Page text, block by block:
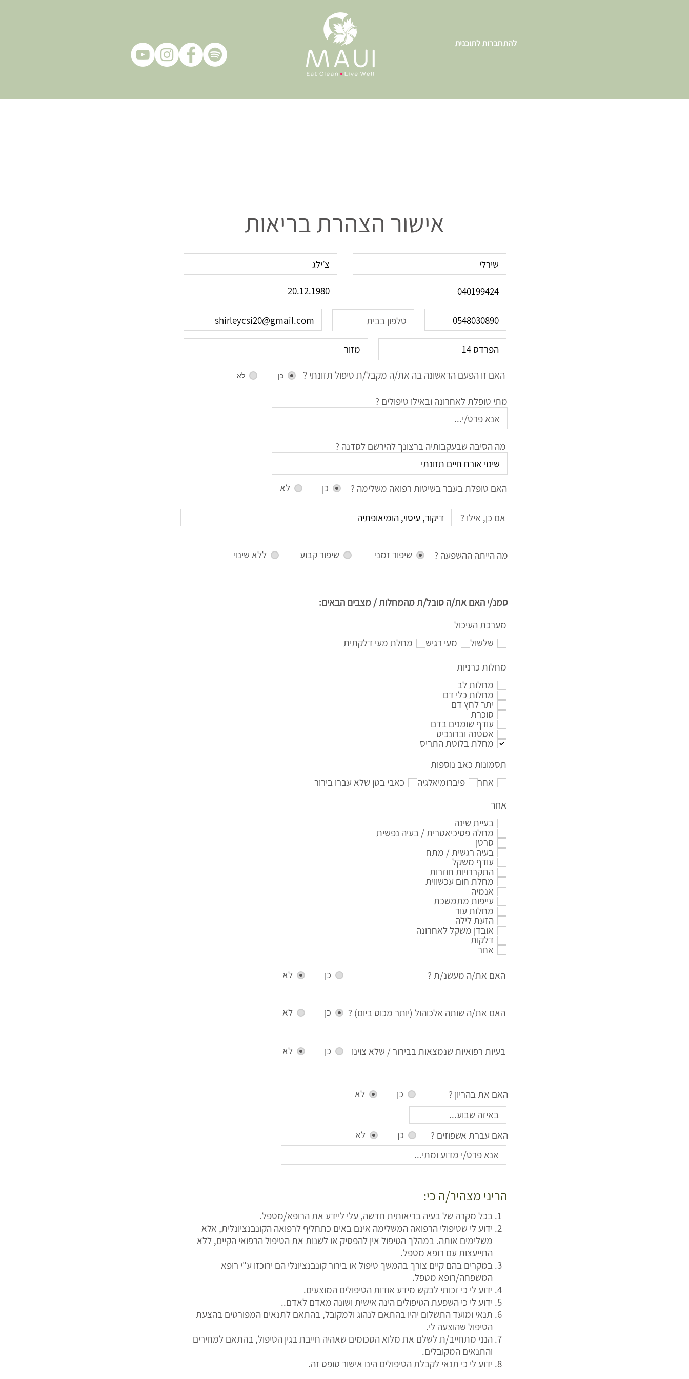
להתחברות לתוכנית
אישור הצהרת בריאות
האם זו הפעם הראשונה בה את/ה מקבל/ת טיפול תזונתי ? כן לא
מתי טופלת לאחרונה ובאילו טיפולים ?
מה הסיבה שבעקבותיה ברצונך להירשם לסדנה ?
האם טופלת בעבר בשיטות רפואה משלימה ? כן לא
אם כן, אילו ?
מה הייתה ההשפעה ? שיפור זמני שיפור קבוע ללא שינוי
סמנ/י האם את/ה סובל/ת מהמחלות / מצבים הבאים:
מערכת העיכול
שלשול
מעי רגיש
מחלת מעי דלקתית
מחלות כרניות
מחלות לב
מחלות כלי דם
יתר לחץ דם
סוכרת
עודף שומנים בדם
אסטנה וברונכיט
מחלת בלוטת התריס
תסמונות כאב נוספות
אחר
פיברומיאלגיה כאבי בטן שלא עברו בירור
אחר
בעיית שינה
מחלה פסיכיאטרית / בעיה נפשית
סרטן
בעיה רגשית / מתח
עודף משקל
התקררויות חוזרות
מחלת חום עכשווית
אנמיה
עייפות מתמשכת
מחלות עור
הזעת לילה
אובדן משקל לאחרונה
דלקות
אחר
כן לא האם את/ה מעשנ/ת ?
כן לא האם את/ה שותה אלכוהול (יותר מכוס ביום) ?
כן לא בעיות רפואיות שנמצאות בבירור / שלא צוינו
האם את בהריון ? כן לא
האם עברת אשפוזים ? כן לא
הריני מצהיר/ה כי:
בכל מקרה של בעיה בריאותית חדשה, עלי ליידע את הרופא/מטפל.
ידוע לי שטיפולי הרפואה המשלימה אינם באים כתחליף לרפואה הקונבנציונלית, אלא
משלימים אותה. במהלך הטיפול אין להפסיק או לשנות את הטיפול הרפואי הקיים, ללא
התייעצות עם רופא מטפל.
במקרים בהם קיים צורך בהמשך טיפול או בירור קונבנציונלי הם ירוכזו ע"י רופא
המשפחה/רופא מטפל.
ידוע לי כי זכותי לבקש מידע אודות הטיפולים המוצעים.
ידוע לי כי השפעת הטיפולים הינה אישית ושונה מאדם לאדם..
תנאי ומועד התשלום יהיו בהתאם לנהוג ולמקובל, בהתאם לתנאים המפורטים בהצעת
הטיפול שהוצעה לי.
הנני מתחייב/ת לשלם את מלוא הסכומים שאהיה חייבת בגין הטיפול, בהתאם למחירים
והתנאים המקובלים.
ידוע לי כי תנאי לקבלת הטיפולים הינו אישור טופס זה.